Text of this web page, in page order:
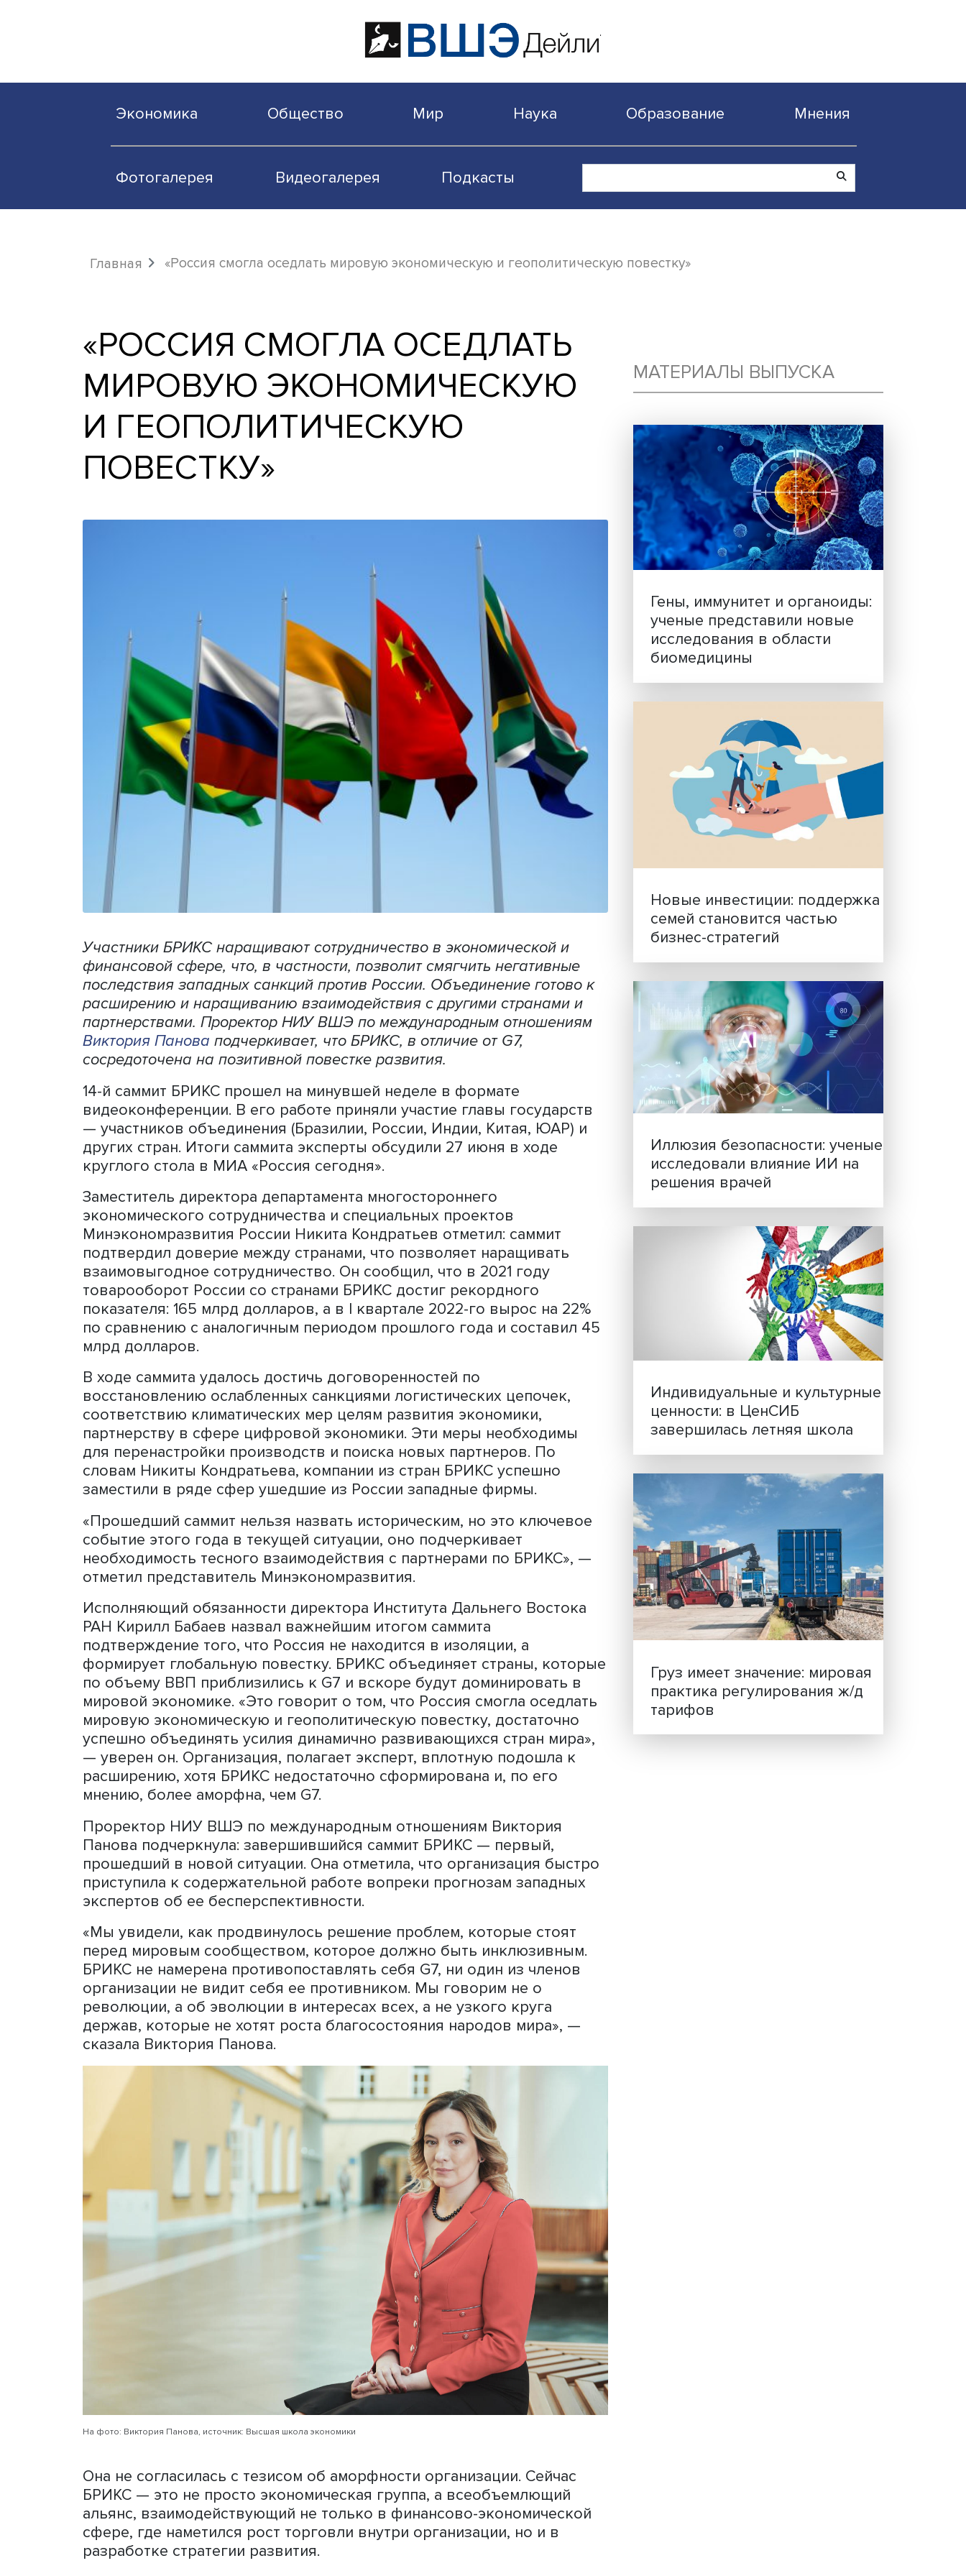
Фотогалерея Видеогалерея Подкасты
«РОССИЯ СМОГЛА ОСЕДЛАТЬ
МИРОВУЮ ЭКОНОМИЧЕСКУЮ
И ГЕОПОЛИТИЧЕСКУЮ
Участники БРИКС наращивают сотрудничество в экономической и
финансовой сфере, что, в частности, позволит смягчить негативные
последствия западных санкций против России. Объединение готово к
расширению и наращиванию взаимодействия с другими странами и
партнерствами. Проректор НИУ ВШЭ по международным отношениям
Виктория Пановаподчеркивает, что БРИКС, в отличие от G7,
сосредоточена на позитивной повестке развития.
14-й саммит БРИКС прошел на минувшей неделе в формате
видеоконференции. В его работе приняли участие главы государств
— участников объединения (Бразилии, России, Индии, Китая, ЮАР) и
других стран. Итоги саммита эксперты обсудили 27 июня в ходе
круглого стола в МИА «Россия сегодня».
Заместитель директора департамента многостороннего
экономического сотрудничества и специальных проектов
Минэкономразвития России Никита Кондратьев отметил: саммит
подтвердил доверие между странами, что позволяет наращивать
взаимовыгодное сотрудничество. Он сообщил, что в 2021 году
товарооборот России со странами БРИКС достиг рекордного
показателя: 165 млрд долларов, а в I квартале 2022-го вырос на 22%
по сравнению с аналогичным периодом прошлого года и составил 45
млрд долларов.
В ходе саммита удалось достичь договоренностей по
восстановлению ослабленных санкциями логистических цепочек,
соответствию климатических мер целям развития экономики,
партнерству в сфере цифровой экономики. Эти меры необходимы
для перенастройки производств и поиска новых партнеров. По
словам Никиты Кондратьева, компании из стран БРИКС успешно
заместили в ряде сфер ушедшие из России западные фирмы.
«Прошедший саммит нельзя назвать историческим, но это ключевое
событие этого года в текущей ситуации, оно подчеркивает
необходимость тесного взаимодействия с партнерами по БРИКС», —
Исполняющий обязанности директора Института Дальнего Востока
РАН Кирилл Бабаев назвал важнейшим итогом саммита
подтверждение того, что Россия не находится в изоляции, а
формирует глобальную повестку. БРИКС объединяет страны, которые
по объему ВВП приблизились к G7 и вскоре будут доминировать в
мировой экономике. «Это говорит о том, что Россия смогла оседлать
мировую экономическую и геополитическую повестку, достаточно
успешно объединять усилия динамично развивающихся стран мира»,
— уверен он. Организация, полагает эксперт, вплотную подошла к
расширению, хотя БРИКС недостаточно сформирована и, по его
мнению, более аморфна, чем G7.
Проректор НИУ ВШЭ по международным отношениям Виктория
Панова подчеркнула: завершившийся саммит БРИКС — первый,
прошедший в новой ситуации. Она отметила, что организация быстро
приступила к содержательной работе вопреки прогнозам западных
экспертов об ее бесперспективности.
«Мы увидели, как продвинулось решение проблем, которые стоят
перед мировым сообществом, которое должно быть инклюзивным.
БРИКС не намерена противопоставлять себя G7, ни один из членов
организации не видит себя ее противником. Мы говорим не о
революции, а об эволюции в интересах всех, а не узкого круга
держав, которые не хотят роста благосостояния народов мира», —
МАТЕРИАЛЫ ВЫПУСКА
ученые представили
исследования в области
биомедицины
Новые инвестиции:
семей становится частью
бизнес-стратегий
Иллюзия безопасности:
исследовали влияние
решения врачей
Индивидуальные и
ценности: в ЦенСИБ
завершилась летняя